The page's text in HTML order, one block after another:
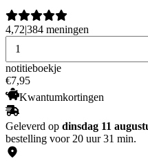
4,72|384 meningen
notitieboekje
€7,95
Kwantumkortingen
Geleverd op dinsdag 11
bestelling voor 20 uur 31 min.